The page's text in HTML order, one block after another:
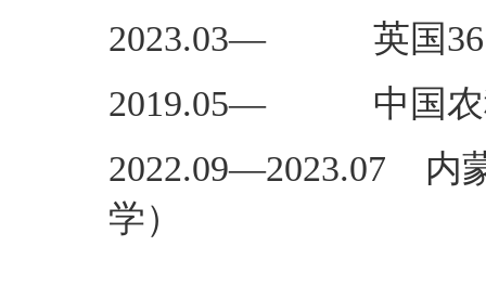
2023.03— 英国365
2019.05— 中国农科
2022.09—2023.07 内
学）